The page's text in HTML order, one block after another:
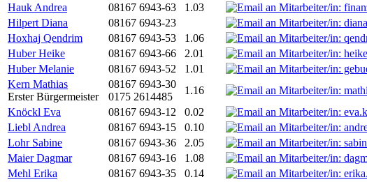
Hauk Andrea
08167 6943-63 1.03
Hilpert Diana
08167 6943-23
Hoxhaj Qendrim
08167 6943-53 1.06
Huber Heike
08167 6943-66 2.01
Huber Melanie
08167 6943-52 1.01
Kern Mathias
Erster Bürgermeister
08167 6943-30
0175 2614485
1.16
Knöckl Eva
08167 6943-12 0.02
Liebl Andrea
08167 6943-15 0.10
Lohr Sabine
08167 6943-36 2.05
Maier Dagmar
08167 6943-16 1.08
Mehl Erika
08167 6943-35 0.14